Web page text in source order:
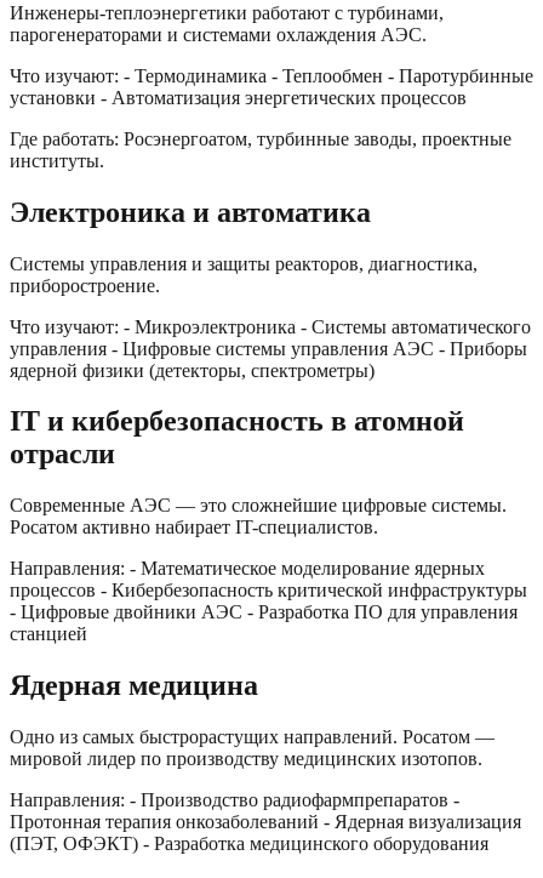
Инженеры-теплоэнергетики работают с турбинами,
парогенераторами и системами охлаждения АЭС.
Что изучают: - Термодинамика - Теплообмен - Паротурбинные
установки - Автоматизация энергетических процессов
Где работать: Росэнергоатом, турбинные заводы, проектные
институты.
Электроника и автоматика
Системы управления и защиты реакторов, диагностика,
приборостроение.
Что изучают: - Микроэлектроника - Системы автоматического
управления - Цифровые системы управления АЭС - Приборы
ядерной физики (детекторы, спектрометры)
IT и кибербезопасность в атомной
отрасли
Современные АЭС — это сложнейшие цифровые системы.
Росатом активно набирает IT-специалистов.
Направления: - Математическое моделирование ядерных
процессов - Кибербезопасность критической инфраструктуры
- Цифровые двойники АЭС - Разработка ПО для управления
станцией
Ядерная медицина
Одно из самых быстрорастущих направлений. Росатом —
мировой лидер по производству медицинских изотопов.
Направления: - Производство радиофармпрепаратов -
Протонная терапия онкозаболеваний - Ядерная визуализация
(ПЭТ, ОФЭКТ) - Разработка медицинского оборудования